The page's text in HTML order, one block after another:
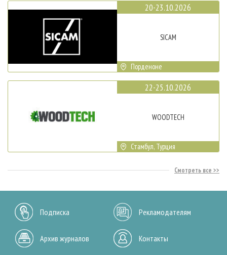
20-23.10.2026
SICAM
Порденоне
22-25.10.2026
WOODTECH
Стамбул, Турция
Смотреть все
Подписка Рекламодателям
Архив журналов Контакты